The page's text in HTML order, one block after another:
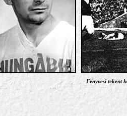
Fenyvesi tekent